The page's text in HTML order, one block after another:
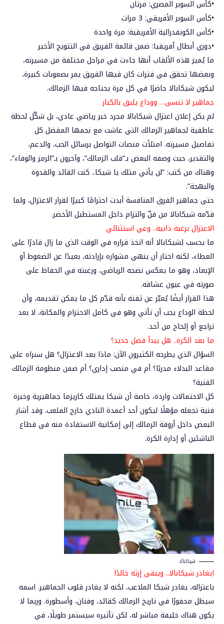
•كأس السوبر المصري: مرتان
•كأس السوبر الأفريقي: 3 مرات
•كأس الكونفدرالية الأفريقية: مرة واحدة
•دوري أبطال أفريقيا: ضمن قائمة الفريق في التتويج الأخير
ما يُميز هذه الألقاب أنها جاءت في مراحل مختلفة من مسيرته،
وبعضها تحقق في فترات كان فيها الفريق يمر بصعوبات كبيرة،
ليكون شيكابالا حاضرًا في كل مرة يحتاجه فيها الزمالك.
جماهيرلا تنسى… ووداع يليق بالكبار
لم يكن إعلان اعتزال شيكابالا مجرد خبر رياضي عادي، بل شكّل لحظة
عاطفية لجماهير الزمالك التي عاشت مع نجمها المفضل كل
تفاصيل مسيرته. امتلأت منصات التواصل برسائل الحب، والدعم،
والتقدير، حيث وصفه البعض بـ”قلب الزمالك”، وآخرون بـ”الرمز والوفاء”،
وهناك من كتب: “لن يأتي مثلك يا شيكا.. كنت القائد والقدوة
والبهجة”.
حتى جماهير الفرق المنافسة أبدت احترامًا كبيرًا لقرار الاعتزال، ولما
قدّمه شيكابالا من فنّ والتزام داخل المستطيل الأخضر.
الاعتزال برغبة ذاتية.. وعي استثنائي
ما يحسب لشيكابالا أنه اتخذ قراره في الوقت الذي ما زال قادرًا على
العطاء، لكنه اختار أن ينهي مشواره بإرادته، بعيدًا عن الضغوط أو
الإبعاد، وهو ما يعكس نضجه الرياضي، ورغبته في الحفاظ على
صورته في عيون عشاقه.
هذا القرار أيضًا يُعبّر عن ثقته بأنه قدّم كل ما يمكن تقديمه، وأن
لحظة الوداع يجب أن تأتي وهو في كامل الاحترام والمكانة، لا بعد
تراجع أو إلحاح من أحد.
ما بعد الكرة.. هل يبدأ فصل جديد؟
السؤال الذي يطرحه الكثيرون الآن: ماذا بعد الاعتزال؟ هل سنراه على
مقاعد البدلاء مدربًا؟ أم في منصب إداري؟ أم ضمن منظومة الزمالك
الفنية؟
كل الاحتمالات واردة، خاصة أن شيكا يمتلك كاريزما جماهيرية وخبرة
فنية تجعله مؤهلًا ليكون أحد أعمدة النادي خارج الملعب. وقد أشار
البعض داخل أروقة الزمالك إلى إمكانية الاستفادة منه في قطاع
الناشئين أو إدارة الكرة.
شيكابالا
ايغادر شيكابالا.. ويبقى إرثه خالدًا
باعتزاله، يغادر شيكا الملاعب، لكنه لا يغادر قلوب الجماهير. اسمه
سيظل محفورًا في تاريخ الزمالك كقائد، وفنان، وأسطورة. وربما لا
يكون هناك خليفة مباشر له، لكن تأثيره سيستمر طويلًا، في